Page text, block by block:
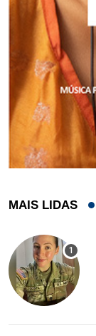
MAIS LIDAS